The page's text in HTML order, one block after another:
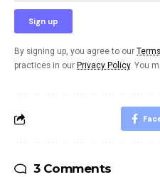
By signing up, you agree to our
practices in our Privacy Policy. You
3 Comments